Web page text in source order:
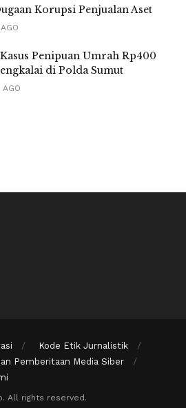
Korupsi Penjualan Aset
Penipuan Umrah Rp400
di Polda Sumut
Kode Etik Jurnalistik
Pemberitaan Media Siber
All rights reserved.